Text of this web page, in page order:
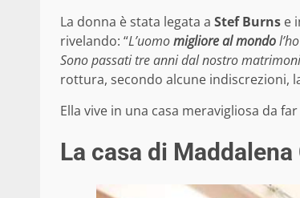
La donna è stata legata a Stef Burns e
rivelando: “L’uomomigliore al mondo
Sono passati tre anni dal nostro
rottura, secondo alcune indiscrezioni,
Ella vive in una casa meravigliosa da
La casa di